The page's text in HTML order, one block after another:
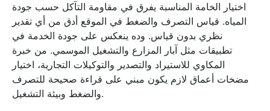
اختيار الخامة المناسبة يفرق في مقاومة التآكل حسب جودة
المياه. قياس التصرف والضغط في الموقع أدق من أي تقدير
نظري بدون قياس. وده ينعكس على جودة الخدمة في
تطبيقات مثل آبار المزارع والتشغيل الموسمي. من خبرة
المكاوي للاستيراد والتصدير والتوكيلات التجارية، اختيار
مضخات أعماق لازم يكون مبني على قراءة صحيحة للتصرف
والضغط وبيئة التشغيل.